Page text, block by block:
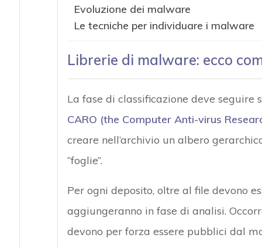
Evoluzione dei malware
Le tecniche per individuare i malware
Librerie di malware: ecco
La fase di classificazione deve
CARO (the Computer Anti-virus
creare nell’archivio un albero
“foglie”.
Per ogni deposito, oltre al file devono
aggiungeranno in fase di analisi.
devono per forza essere pubblici dal